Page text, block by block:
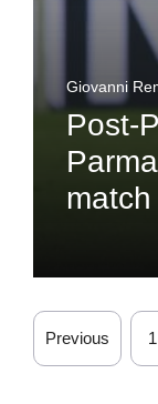
Giovanni
Post-
match
Previous 1